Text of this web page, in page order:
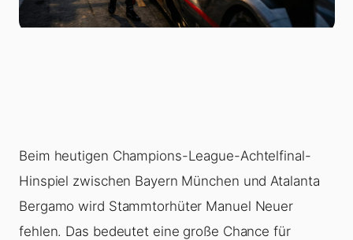
Beim heutigen Champions-League-Achtelfinal-
Hinspiel zwischen Bayern München und Atalanta
Bergamo wird Stammtorhüter Manuel Neuer
fehlen. Das bedeutet eine große Chance für